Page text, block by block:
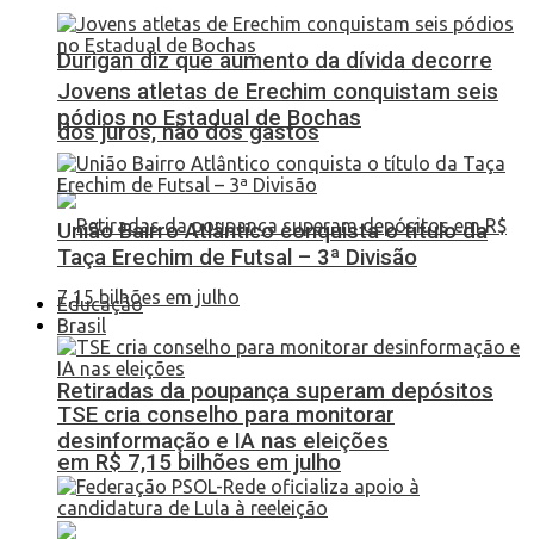
Durigan diz que aumento da dívida decorre
dos juros, não dos gastos
Retiradas da poupança superam depósitos
em R$ 7,15 bilhões em julho
Jovens atletas de Erechim conquistam seis
pódios no Estadual de Bochas
União Bairro Atlântico conquista o título da
Taça Erechim de Futsal – 3ª Divisão
Educação
Brasil
TSE cria conselho para monitorar
desinformação e IA nas eleições